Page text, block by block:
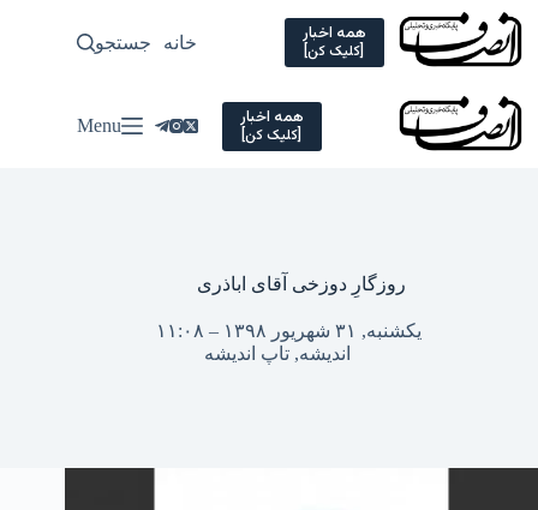
Skip
content
همه اخبار
[کلیک کن] خانه سیاسی
جستجو
همه اخبار
[کلیک کن] Menu
روزگارِ دوزخی آقای اباذری
یکشنبه, ۳۱ شهریور ۱۳۹۸ – ۱۱:۰۸
اندیشه,تاپ اندیشه